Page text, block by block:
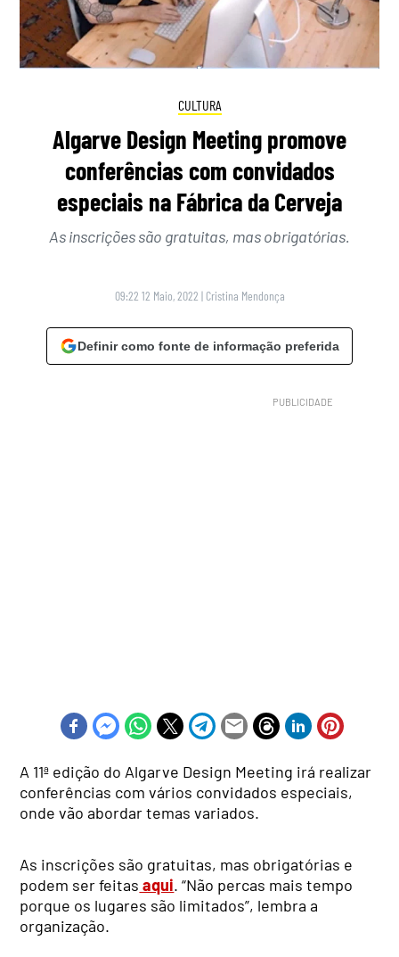
CULTURA
Algarve Design Meeting promove
conferências com convidados
especiais na Fábrica da Cerveja
As inscrições são gratuitas, mas obrigatórias.
09:22 12 Maio, 2022 | Cristina Mendonça
Definir como fonte de informação preferida
A 11ª edição do Algarve Design Meeting irá realizar
conferências com vários convidados especiais,
onde vão abordar temas variados.
As inscrições são gratuitas, mas obrigatórias e
podem ser feitas aqui. “Não percas mais tempo
porque os lugares são limitados”, lembra a
organização.